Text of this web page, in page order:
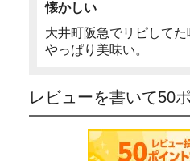
懐かしい
大井町阪急でリピしてた
やっぱり美味い。
レビューを書いて50